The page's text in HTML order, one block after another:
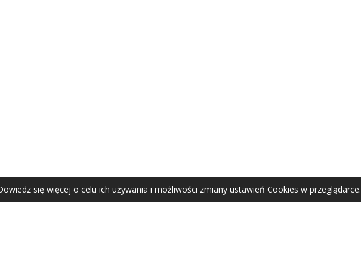
Agata Zubel © 2021
się więcej o celu ich używania i możliwości zmiany ustawień Cookies w przeglądarce.